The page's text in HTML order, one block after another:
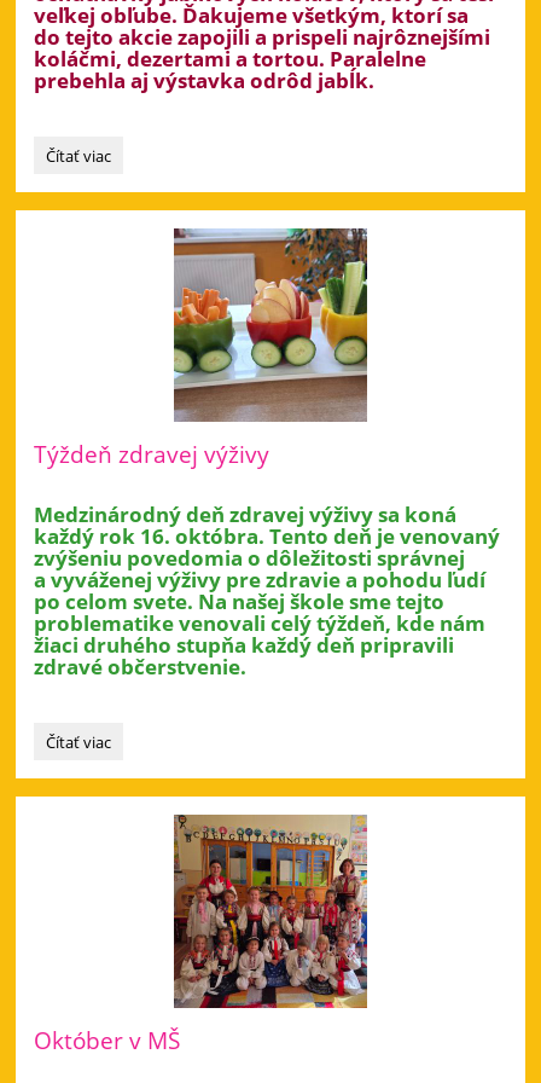
veľkej obľube. Ďakujeme všetkým, ktorí sa
do tejto akcie zapojili a prispeli najrôznejšími
koláčmi, dezertami a tortou. Paralelne
prebehla aj výstavka odrôd jabĺk.
Deň
Čítať viac
Týždeň zdravej výživy
Medzinárodný deň zdravej výživy sa koná
každý rok 16. októbra. Tento deň je venovaný
zvýšeniu povedomia o dôležitosti správnej
a vyváženej výživy pre zdravie a pohodu ľudí
po celom svete. Na našej škole sme tejto
problematike venovali celý týždeň, kde nám
žiaci druhého stupňa každý deň pripravili
zdravé občerstvenie.
Týždeň
výživy:
Čítať viac
Október v MŠ